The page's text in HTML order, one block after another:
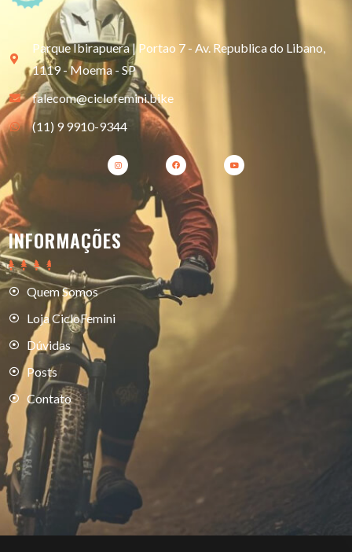
Parque Ibirapuera | Portao 7 - Av. Republica do Libano,
1119 - Moema - SP
falecom@ciclofemini.bike
(11) 9 9910-9344
INFORMAÇÕES
Quem Somos
Loja CicloFemini
Dúvidas
Posts
Contato